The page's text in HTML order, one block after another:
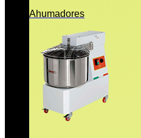
Ahumadores